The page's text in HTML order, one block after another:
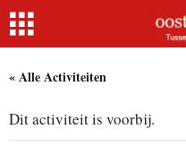
Home
« Alle Activiteiten
Dit activiteit is voorbij.